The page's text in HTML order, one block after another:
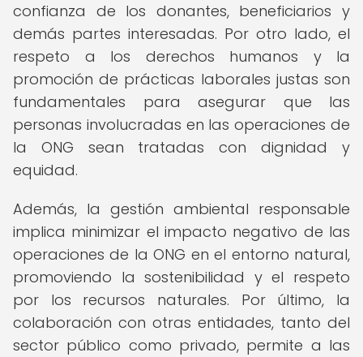
confianza de los donantes, beneficiarios y
demás partes interesadas. Por otro lado, el
respeto a los derechos humanos y la
promoción de prácticas laborales justas son
fundamentales para asegurar que las
personas involucradas en las operaciones de
la ONG sean tratadas con dignidad y
equidad.
Además, la gestión ambiental responsable
implica minimizar el impacto negativo de las
operaciones de la ONG en el entorno natural,
promoviendo la sostenibilidad y el respeto
por los recursos naturales. Por último, la
colaboración con otras entidades, tanto del
sector público como privado, permite a las